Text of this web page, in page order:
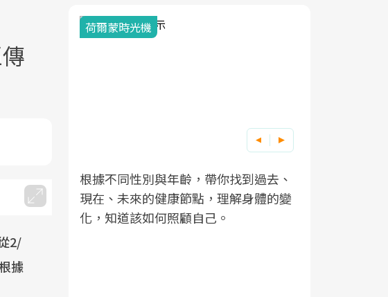
2/
據
著國家
成全民
只是醫
身健康
運動，
對話，
荷爾蒙時光機
根據不同性別與年齡，帶你找到過去、
現在、未來的健康節點，理解身體的變
化，知道該如何照顧自己。